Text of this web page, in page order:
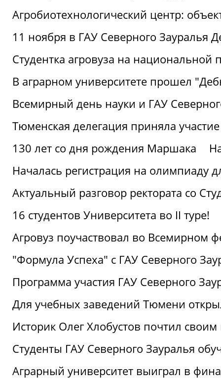
Агробиотехнологический центр:
11 ноября в ГАУ Северного Зауралья
Студентка агровуза на национальной
В аграрном университете прошел
Всемирный день науки и ГАУ
Тюменская делегация приняла
130 лет со дня рождения Маршака
Началась регистрация на олимпиаду
Актуальный разговор ректората со
16 студентов Университета во II туре!
Агровуз поучаствовал во Всемирном
"Формула Успеха" с ГАУ Северного
Программа участия ГАУ Северного
Для учебных заведений Тюмени
Историк Олег Хлобустов почтил
Студенты ГАУ Северного Зауралья
Аграрный университет выиграл в